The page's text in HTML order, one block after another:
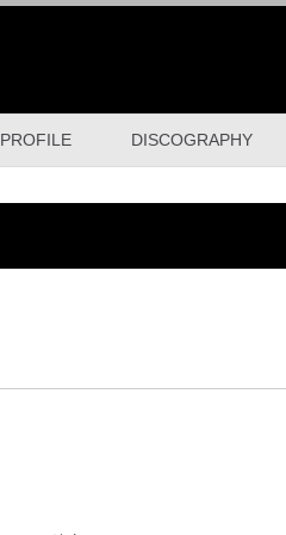
PROFILE DISCOGRAPHY